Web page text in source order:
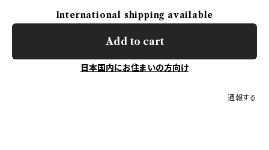
International shipping available
Add to cart
日本国内にお住まいの方向け
通報する